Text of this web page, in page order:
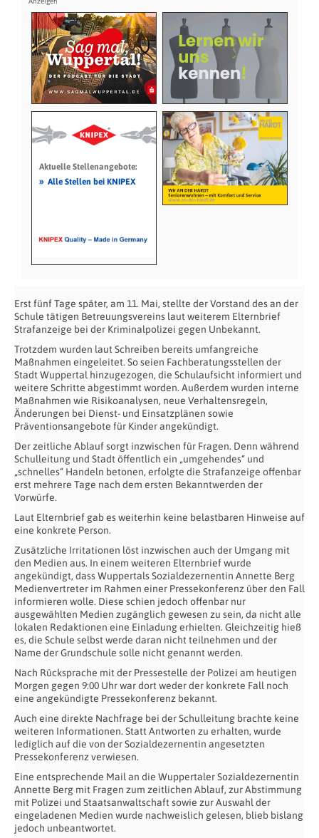
Aktuelle Stellenangebote:
» Alle Stellen bei KNIPEX
Erst fünf Tage später, am 11. Mai, stellte der Vorstand des an der
Schule tätigen Betreuungsvereins laut weiterem Elternbrief
Strafanzeige bei der Kriminalpolizei gegen Unbekannt.
Trotzdem wurden laut Schreiben bereits umfangreiche
Maßnahmen eingeleitet. So seien Fachberatungsstellen der
Stadt Wuppertal hinzugezogen, die Schulaufsicht informiert und
weitere Schritte abgestimmt worden. Außerdem wurden interne
Maßnahmen wie Risikoanalysen, neue Verhaltensregeln,
Änderungen bei Dienst- und Einsatzplänen sowie
Präventionsangebote für Kinder angekündigt.
Der zeitliche Ablauf sorgt inzwischen für Fragen. Denn während
Schulleitung und Stadt öffentlich ein „umgehendes“ und
„schnelles“ Handeln betonen, erfolgte die Strafanzeige offenbar
erst mehrere Tage nach dem ersten Bekanntwerden der
Vorwürfe.
Laut Elternbrief gab es weiterhin keine belastbaren Hinweise auf
eine konkrete Person.
Zusätzliche Irritationen löst inzwischen auch der Umgang mit
den Medien aus. In einem weiteren Elternbrief wurde
angekündigt, dass Wuppertals Sozialdezernentin Annette Berg
Medienvertreter im Rahmen einer Pressekonferenz über den Fall
informieren wolle. Diese schien jedoch offenbar nur
ausgewählten Medien zugänglich gewesen zu sein, da nicht alle
lokalen Redaktionen eine Einladung erhielten. Gleichzeitig hieß
es, die Schule selbst werde daran nicht teilnehmen und der
Name der Grundschule solle nicht genannt werden.
Nach Rücksprache mit der Pressestelle der Polizei am heutigen
Morgen gegen 9:00 Uhr war dort weder der konkrete Fall noch
eine angekündigte Pressekonferenz bekannt.
Auch eine direkte Nachfrage bei der Schulleitung brachte keine
weiteren Informationen. Statt Antworten zu erhalten, wurde
lediglich auf die von der Sozialdezernentin angesetzten
Pressekonferenz verwiesen.
Eine entsprechende Mail an die Wuppertaler Sozialdezernentin
Annette Berg mit Fragen zum zeitlichen Ablauf, zur Abstimmung
mit Polizei und Staatsanwaltschaft sowie zur Auswahl der
eingeladenen Medien wurde nachweislich gelesen, blieb bislang
jedoch unbeantwortet.